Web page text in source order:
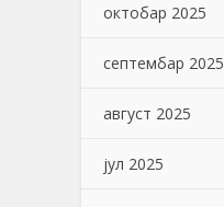
октобар 2025
септембар 2025
август 2025
јул 2025